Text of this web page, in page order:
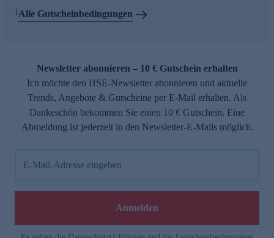
1 Alle Gutscheinbedingungen
Newsletter abonnieren – 10 € Gutschein erhalten
Ich möchte den HSE-Newsletter abonnieren und aktuelle
Trends, Angebote & Gutscheine per E-Mail erhalten. Als
Dankeschön bekommen Sie einen 10 € Gutschein. Eine
Abmeldung ist jederzeit in den Newsletter-E-Mails möglich.
E-Mail-Adresse eingeben
Anmelden